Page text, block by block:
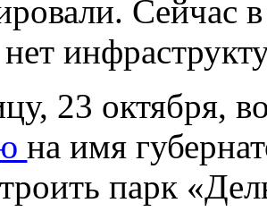
Сейчас
23 октября,
на имя
парк